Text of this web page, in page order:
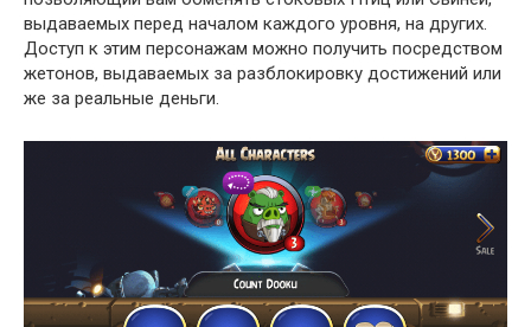
выдаваемых перед началом каждого уровня, на других.
Доступ к этим персонажам можно получить посредством
жетонов, выдаваемых за разблокировку достижений или
же за реальные деньги.